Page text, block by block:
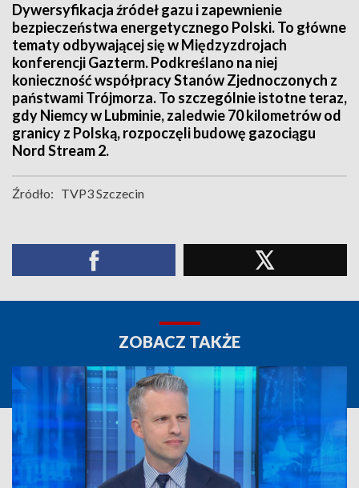
Dywersyfikacja źródeł gazu i zapewnienie
bezpieczeństwa energetycznego Polski. To główne
tematy odbywającej się w Międzyzdrojach
konferencji Gazterm. Podkreślano na niej
konieczność współpracy Stanów Zjednoczonych z
państwami Trójmorza. To szczególnie istotne teraz,
gdy Niemcy w Lubminie, zaledwie 70 kilometrów od
granicy z Polską, rozpoczęli budowę gazociągu
Nord Stream 2.
Źródło: TVP3 Szczecin
ZOBACZ TAKŻE